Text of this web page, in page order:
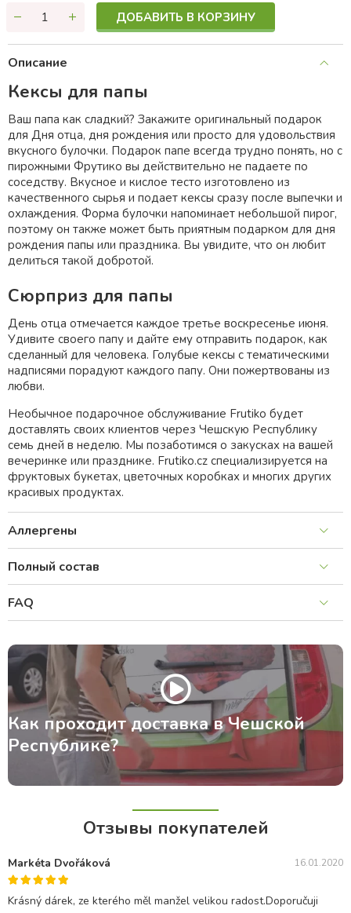
ДОБАВИТЬ В КОРЗИНУ
Описание
Кексы для папы
Ваш папа как сладкий? Закажите оригинальный подарок
для Дня отца, дня рождения или просто для удовольствия
вкусного булочки. Подарок папе всегда трудно понять, но с
пирожными Фрутико вы действительно не падаете по
соседству. Вкусное и кислое тесто изготовлено из
качественного сырья и подает кексы сразу после выпечки и
охлаждения. Форма булочки напоминает небольшой пирог,
поэтому он также может быть приятным подарком для дня
рождения папы или праздника. Вы увидите, что он любит
делиться такой добротой.
Сюрприз для папы
День отца отмечается каждое третье воскресенье июня.
Удивите своего папу и дайте ему отправить подарок, как
сделанный для человека. Голубые кексы с тематическими
надписями порадуют каждого папу. Они пожертвованы из
любви.
Необычное подарочное обслуживание Frutiko будет
доставлять своих клиентов через Чешскую Республику
семь дней в неделю. Мы позаботимся о закусках на вашей
вечеринке или празднике. Frutiko.cz специализируется на
фруктовых букетах, цветочных коробках и многих других
красивых продуктах.
Аллергены
Полный состав
FAQ
Как проходит доставка в Чешской
Республике?
Отзывы покупателей
Markéta Dvořáková 16.01.2020
Krásný dárek, ze kterého měl manžel velikou radost.Doporučuji